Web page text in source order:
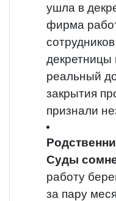
ушла в
фирма
декретницы
реальный
закрытия
признали
Суды
работу
за пару